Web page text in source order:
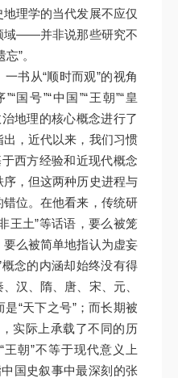
理学的当代发展不应仅
域——并非说那些研究不
”。
一书从“顺时而观”的视角
国号”“中国”“王朝”“皇
治地理的核心概念进行了
，近代以来，我们习惯
西方经验和近现代概念
，但这两种历史进程与
位。在他看来，传统研
王土”等话语，要么被笼
么被简单地指认为虚妄
念的内涵却始终没有得
汉、隋、唐、宋、元、
“天下之号”；而长期被
实际上承载了不同的历
朝”不等于现代意义上
国史叙事中最深刻的张